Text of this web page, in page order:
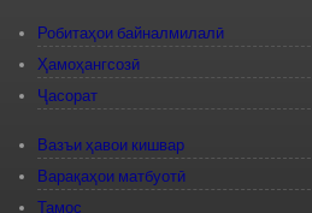
Робитаҳои байналмилалӣ
Ҳамоҳангсозӣ
Ҷасорат
Вазъи ҳавои кишвар
Варақаҳои матбуотӣ
Тамос